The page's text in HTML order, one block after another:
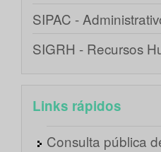
SIPAC -
SIGRH - Recursos
Links rápidos
Consulta pública